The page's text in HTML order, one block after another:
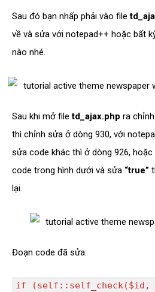
Sau đó bạn nhấp phải vào file
về và sửa với notepad++ hoặc bất
nào nhé.
Sau khi mở filetd_ajax.php ra
thì chỉnh sửa ở dòng 930, với
sửa code khác thì ở dòng 926,
code trong hình dưới và sửa “true”
lại.
Đoạn code đã sửa:
if (self::self_check($id,